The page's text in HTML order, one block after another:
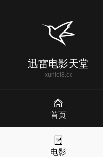
迅雷电影天堂
xunlei8.cc
首页
电影